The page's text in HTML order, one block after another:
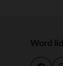
Word